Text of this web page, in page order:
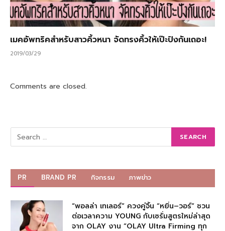
เมคอัพทริคสำหรับสาวคิ้วหนา จัดทรงคิ้วให้เป๊ะปังกันเถอะ!
2019/03/29
Comments are closed.
PR BRAND PR กิจกรรม ภาพข่าว
“พอลล่า เทเลอร์” ควงคู่จิ้น “หยิ่น–วอร์” ชวน
ต่อเวลาความ YOUNG กับเซรั่มสูตรใหม่ล่าสุด
จาก OLAY งาน “OLAY Ultra Firming ทุก